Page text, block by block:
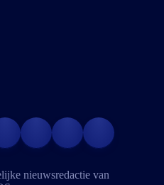
nieuwsredactie van